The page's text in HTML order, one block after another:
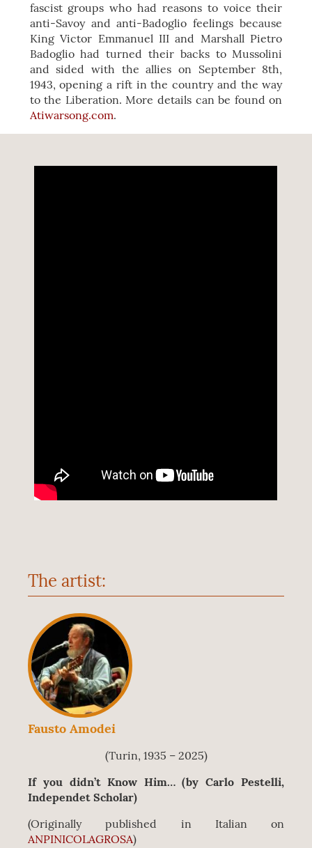
fascist groups who had reasons to voice their
anti-Savoy and anti-Badoglio feelings because
King Victor Emmanuel III and Marshall Pietro
Badoglio had turned their backs to Mussolini
and sided with the allies on September 8th,
1943, opening a rift in the country and the way
to the Liberation. More details can be found on
Atiwarsong.com.
The artist:
Fausto Amodei
(Turin, 1935 – 2025)
If you didn’t Know Him… (by Carlo Pestelli,
Independet Scholar)
(Originally published in Italian on
ANPINICOLAGROSA)